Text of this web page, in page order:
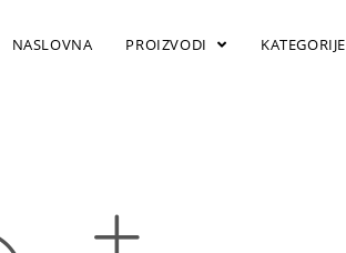
NASLOVNA PROIZVODI KATEGORIJE